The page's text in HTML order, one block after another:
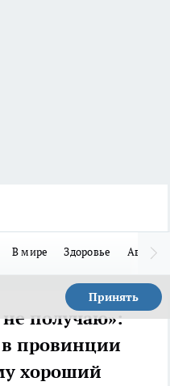
В мире Здоровье Авто
Принять
получаю»:
провинции
хороший